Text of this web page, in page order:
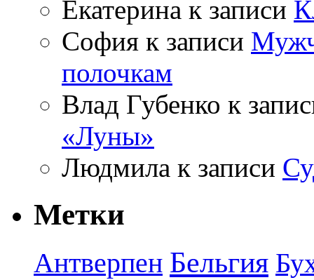
Екатерина к записи
София к записи
полочкам
Влад Губенко к
«Луны»
Людмила к записи
Метки
Антверпен Бельгия